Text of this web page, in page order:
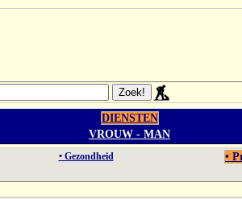
DIENSTEN
VROUW - MAN
• Gezondheid •